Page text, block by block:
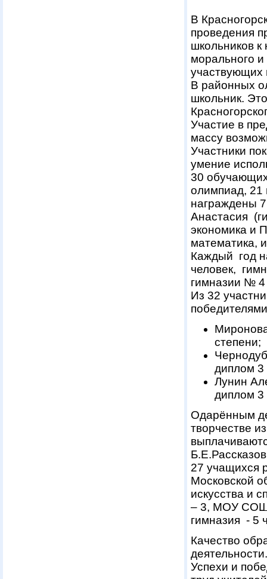
В
проведения
школьников
морального
участвующих
В районных
школьник.
Участие в
массу
Участники
умение
30
олимпиад,
награждены
Анастасия
экономика и
математика,
Каждый год
человек,
гимназии №
Из 32
степени;
диплом 3
Лунин
диплом 3
Одарённым
творчестве
27 учащихся
Московской
искусства и
– 3, МОУ СОШ
гимназия - 5
Качество
деятельности.
Успехи и